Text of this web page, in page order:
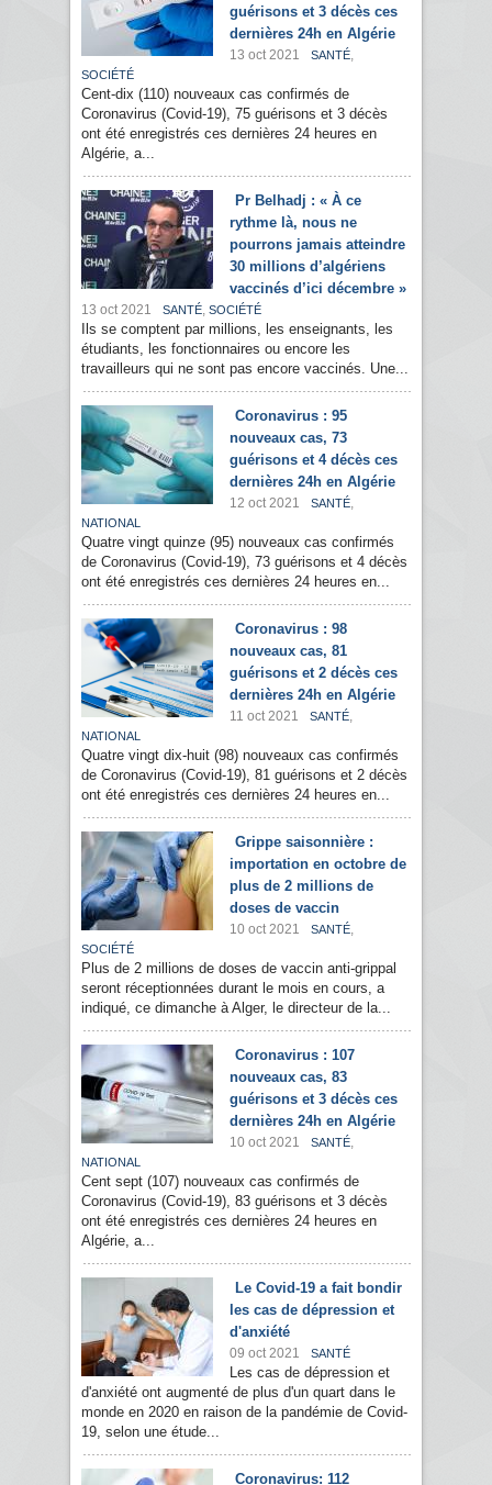
guérisons et 3 décès ces
dernières 24h en Algérie
13 oct 2021 SANTÉ,
SOCIÉTÉ
Cent-dix (110) nouveaux cas confirmés de
Coronavirus (Covid-19), 75 guérisons et 3 décès
ont été enregistrés ces dernières 24 heures en
Algérie, a...
Pr Belhadj : « À ce
rythme là, nous ne
pourrons jamais atteindre
30 millions d’algériens
vaccinés d’ici décembre »
13 oct 2021 SANTÉ, SOCIÉTÉ
Ils se comptent par millions, les enseignants, les
étudiants, les fonctionnaires ou encore les
travailleurs qui ne sont pas encore vaccinés. Une...
Coronavirus : 95
nouveaux cas, 73
guérisons et 4 décès ces
dernières 24h en Algérie
12 oct 2021 SANTÉ,
NATIONAL
Quatre vingt quinze (95) nouveaux cas confirmés
de Coronavirus (Covid-19), 73 guérisons et 4 décès
ont été enregistrés ces dernières 24 heures en...
Coronavirus : 98
nouveaux cas, 81
guérisons et 2 décès ces
dernières 24h en Algérie
11 oct 2021 SANTÉ,
NATIONAL
Quatre vingt dix-huit (98) nouveaux cas confirmés
de Coronavirus (Covid-19), 81 guérisons et 2 décès
ont été enregistrés ces dernières 24 heures en...
Grippe saisonnière :
importation en octobre de
plus de 2 millions de
doses de vaccin
10 oct 2021 SANTÉ,
SOCIÉTÉ
Plus de 2 millions de doses de vaccin anti-grippal
seront réceptionnées durant le mois en cours, a
indiqué, ce dimanche à Alger, le directeur de la...
Coronavirus : 107
nouveaux cas, 83
guérisons et 3 décès ces
dernières 24h en Algérie
10 oct 2021 SANTÉ,
NATIONAL
Cent sept (107) nouveaux cas confirmés de
Coronavirus (Covid-19), 83 guérisons et 3 décès
ont été enregistrés ces dernières 24 heures en
Algérie, a...
Le Covid-19 a fait bondir
les cas de dépression et
d'anxiété
09 oct 2021 SANTÉ
Les cas de dépression et
d'anxiété ont augmenté de plus d'un quart dans le
monde en 2020 en raison de la pandémie de Covid-
19, selon une étude...
Coronavirus: 112